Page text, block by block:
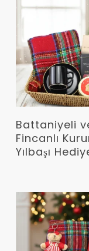
Devamını
Battaniyeli
Fincanlı
Yılbaşı